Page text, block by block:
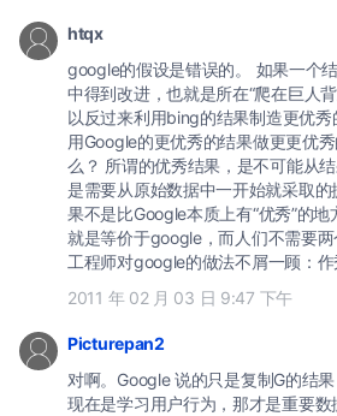
htqx
google的假设是错误的。 如果一个
中得到改进，也就是所在“爬在巨人
以反过来利用bing的结果制造更优
用Google的更优秀的结果做更更优秀的结果。
么？ 所谓的优秀结果，是不可能从
是需要从原始数据中一开始就采取的提取策略。
果不是比Google本质上有“优秀”的
就是等价于google，而人们不需要两个google
工程师对google的做法不屑一顾：作
2011 年 02 月 03 日 9:47 下午
Picturepan2
对啊。Google 说的只是复制G的结
现在是学习用户行为，那才是重要数